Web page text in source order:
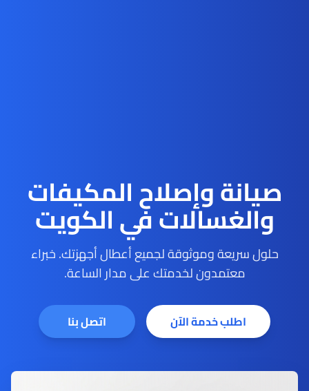
صيانة وإصلاح المكيفات
والغسالات في الكويت
حلول سريعة وموثوقة لجميع أعطال أجهزتك. خبراء
معتمدون لخدمتك على مدار الساعة.
اطلب خدمة الآن اتصل بنا